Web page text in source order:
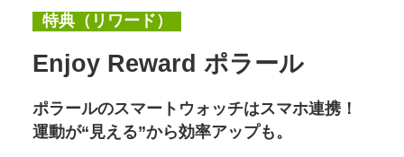
特典（リワード）
Enjoy Reward ポラール
ポラールのスマートウォッチはスマホ連携！
運動が“見える”から効率アップも。